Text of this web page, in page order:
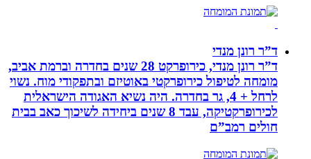
ד”ר רונן מנדי
ד”ר רונן מנדי, כירופרקט 28 שנים בחדרה וברמת אביב,
מומחה לטיפול כירופרקטי באוטיזם ובתפקודי מוח. נשוי
לרחל + 4, גר בחדרה. היה נשיא האגודה הישראלית
לכירופרקטיקה, עבד 8 שנים ביחידה לשיכוך כאב בבית
חולים רמב”ם